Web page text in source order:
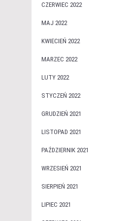
CZERWIEC 2022
MAJ 2022
KWIECIEŃ 2022
MARZEC 2022
LUTY 2022
STYCZEŃ 2022
GRUDZIEŃ 2021
LISTOPAD 2021
PAŹDZIERNIK 2021
WRZESIEŃ 2021
SIERPIEŃ 2021
LIPIEC 2021